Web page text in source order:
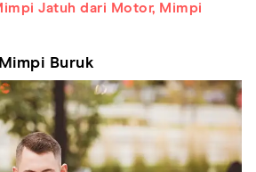
Jatuh dari Motor, Mimpi
Buruk